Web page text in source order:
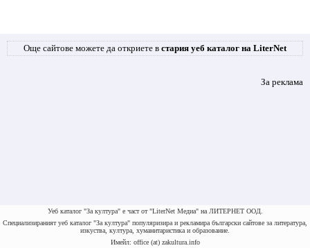
Още сайтове можете да откриете в стария уеб каталог на LiterNet
За реклама
Уеб каталог "За култура" е част от "LiterNet Медиа" на ЛИТЕРНЕТ ООД.
Специализираният уеб каталог "За култура" популяризира и рекламира български сайтове за литература,
изкуства, култура, хуманитаристика и образование.
Имейл: office (at) zakultura.info